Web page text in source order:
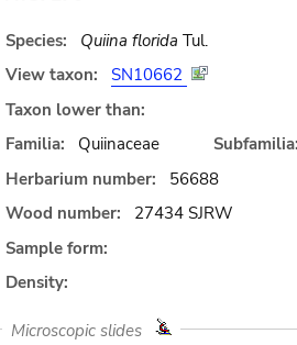
Species: Quiina florida Tul.
View taxon:
SN10662
Taxon lower than:
Familia:
Quiinaceae
Subfamilia:
Herbarium number:
56688
Wood number:
27434 SJRW
Sample form:
Density:
Microscopic slides